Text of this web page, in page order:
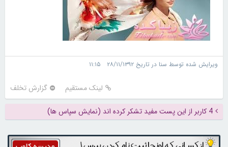
ویرایش شده توسط سنا در تاریخ ۲۸/۱۱/۱۳۹۲ ۱۱:۱۵
لینک مستقیم گزارش تخلف
4 کاربر از این پست مفید تشکر کرده اند (نمایش سپاس ها)